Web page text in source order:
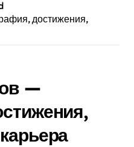
достижения,
—